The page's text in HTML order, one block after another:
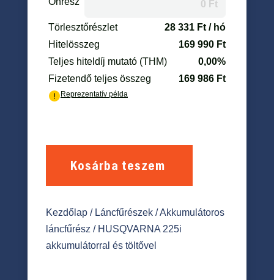
Kosárba teszem
Kezdőlap/ Láncfűrészek/Akkumulátoros
láncfűrész/ HUSQVARNA 225i
akkumulátorral és töltővel